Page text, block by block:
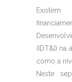
(IDT&I) na
como a
Neste